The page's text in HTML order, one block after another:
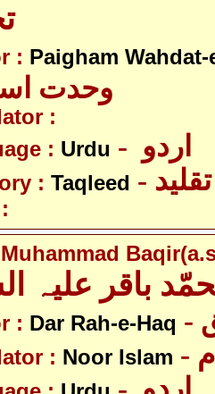
: Paigham
وحدت
:
: Urdu
: Taqleed - تقلید
باقر علیہ
: Dar Rah-e-Haq
: Noor Islam